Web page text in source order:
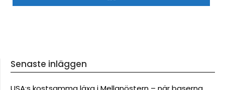
Senaste inläggen